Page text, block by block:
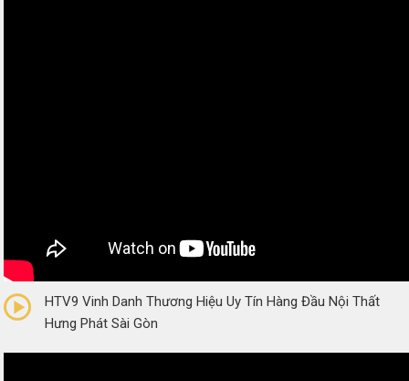
(0 Reviews)
HTV9 Vinh Danh Thương Hiệu Uy Tín Hàng Đầu Nội Thất
Hưng Phát Sài Gòn